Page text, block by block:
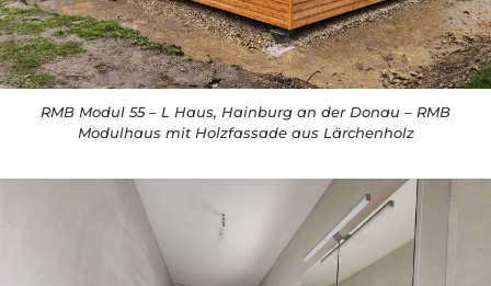
RMB Modul 55 – L Haus, Hainburg an der Donau – RMB
Modulhaus mit Holzfassade aus Lärchenholz